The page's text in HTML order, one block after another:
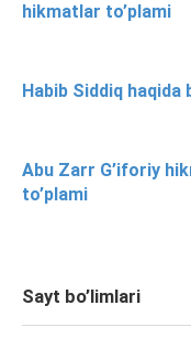
hikmatlar to’plami
Habib Siddiq
Abu Zarr G’iforiy
to’plami
Sayt bo’limlari